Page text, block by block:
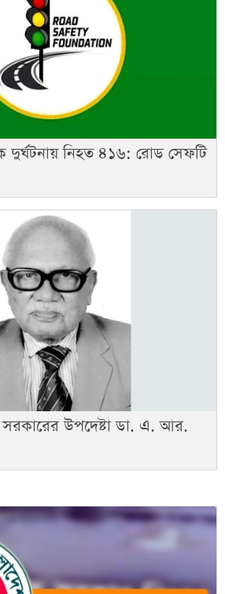
নিহত ৪১৬: রোড সেফটি
সরকারের উপদেষ্টা ডা. এ. আর.